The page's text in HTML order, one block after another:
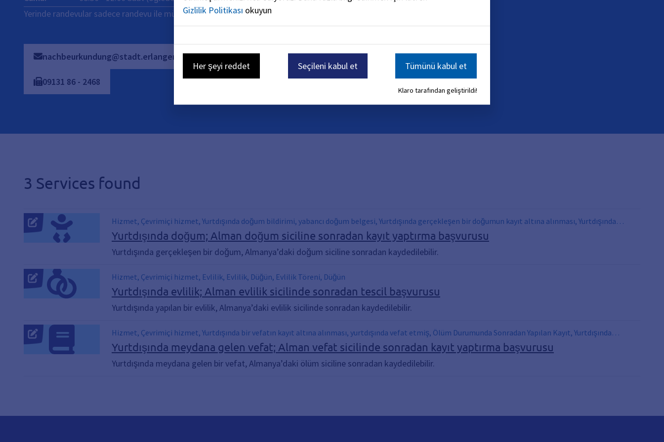
Yerinde randevular sadece randevu ile mümkündür.
nachbeurkundung@stadt.erlangen.de 0913186-2478
09131 86 - 2468
3 Services found
Hizmet, Çevrimiçi hizmet, Yurtdışında doğum bildirimi, yabancı doğum belgesi, Yurtdışında gerçekleşen bir doğumun kayıt altına alınması, Yurtdışında
gerçekleşen doğumlar, Yurtdışında doğum, Doğumun Sonradan Kayıt Edilmesi
Yurtdışında doğum; Alman doğum siciline sonradan kayıt yaptırma başvurusu
Yurtdışında gerçekleşen bir doğum, Almanya’daki doğum siciline sonradan kaydedilebilir.
Hizmet, Çevrimiçi hizmet, Evlilik, Evlilik, Düğün, Evlilik Töreni, Düğün
Yurtdışında evlilik; Alman evlilik sicilinde sonradan tescil başvurusu
Yurtdışında yapılan bir evlilik, Almanya’daki evlilik sicilinde sonradan kaydedilebilir.
Hizmet, Çevrimiçi hizmet, Yurtdışında bir vefatın kayıt altına alınması, yurtdışında vefat etmiş, Ölüm Durumunda Sonradan Yapılan Kayıt, Yurtdışında
meydana gelen ölümler
Yurtdışında meydana gelen vefat; Alman vefat sicilinde sonradan kayıt yaptırma başvurusu
Yurtdışında meydana gelen bir vefat, Almanya’daki ölüm siciline sonradan kaydedilebilir.
Gizlilik Politikası okuyun
Her şeyi reddet Seçileni kabul et Tümünü kabul et
Klaro tarafından geliştirildi!